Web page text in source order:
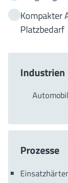
Kompakter
Platzbedarf
Industrien
Prozesse